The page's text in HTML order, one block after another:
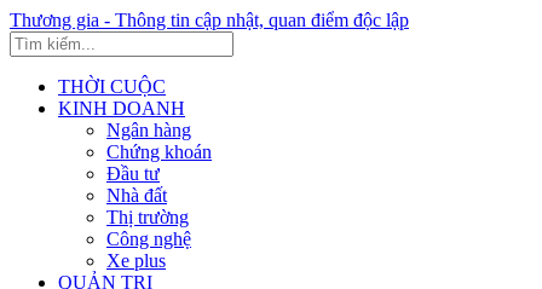
Thương gia - Thông tin cập nhật, quan điểm độc lập
THỜI CUỘC
KINH DOANH
Ngân hàng
Chứng khoán
Đầu tư
Nhà đất
Thị trường
Công nghệ
Xe plus
QUẢN TRỊ